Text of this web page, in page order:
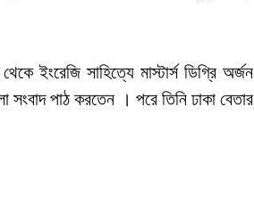
ইংরেজি সাহিত্যে মাস্টার্স ডিগ্রি অর্জন
সংবাদ পাঠ করতেন । পরে তিনি ঢাকা বেতার